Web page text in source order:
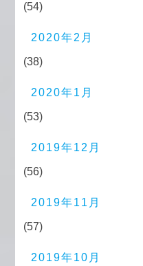
(54)
2020年2月
(38)
2020年1月
(53)
2019年12月
(56)
2019年11月
(57)
2019年10月